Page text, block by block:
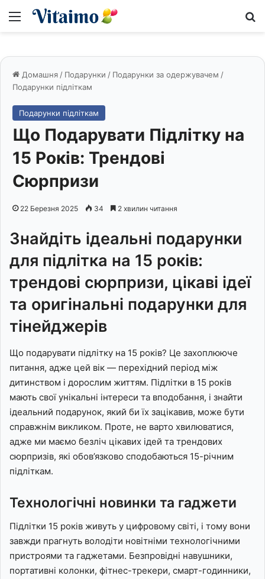
Меню
Домашня / Подарунки / Подарунки за одержувачем /
Подарунки підліткам
Подарунки підліткам
Що Подарувати Підлітку на
15 Років: Трендові
Сюрпризи
22 Березня 2025 34 2 хвилин читання
Знайдіть ідеальні подарунки
для підлітка на 15 років:
трендові сюрпризи, цікаві ідеї
та оригінальні подарунки для
тінейджерів
Що подарувати підлітку на 15 років? Це захоплююче
питання, адже цей вік — перехідний період між
дитинством і дорослим життям. Підлітки в 15 років
мають свої унікальні інтереси та вподобання, і знайти
ідеальний подарунок, який би їх зацікавив, може бути
справжнім викликом. Проте, не варто хвилюватися,
адже ми маємо безліч цікавих ідей та трендових
сюрпризів, які обов’язково сподобаються 15-річним
підліткам.
Технологічні новинки та гаджети
Підлітки 15 років живуть у цифровому світі, і тому вони
завжди прагнуть володіти новітніми технологічними
пристроями та гаджетами. Безпровідні навушники,
портативні колонки, фітнес-трекери, смарт-годинники,